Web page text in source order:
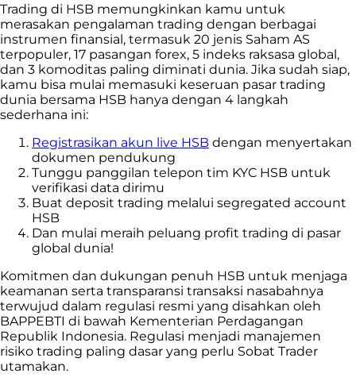
Trading di HSB memungkinkan kamu untuk
merasakan pengalaman trading dengan berbagai
instrumen finansial, termasuk 20 jenis Saham AS
terpopuler, 17 pasangan forex, 5 indeks raksasa global,
dan 3 komoditas paling diminati dunia. Jika sudah siap,
kamu bisa mulai memasuki keseruan pasar trading
dunia bersama HSB hanya dengan 4 langkah
sederhana ini:
Registrasikan akun live HSB dengan menyertakan
dokumen pendukung
Tunggu panggilan telepon tim KYC HSB untuk
verifikasi data dirimu
Buat deposit trading melalui segregated account
HSB
Dan mulai meraih peluang profit trading di pasar
global dunia!
Komitmen dan dukungan penuh HSB untuk menjaga
keamanan serta transparansi transaksi nasabahnya
terwujud dalam regulasi resmi yang disahkan oleh
BAPPEBTI di bawah Kementerian Perdagangan
Republik Indonesia. Regulasi menjadi manajemen
risiko trading paling dasar yang perlu Sobat Trader
utamakan.